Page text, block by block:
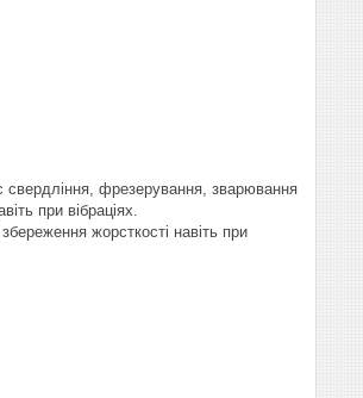
свердління, фрезерування, зварювання
при вібраціях.
збереження жорсткості навіть при